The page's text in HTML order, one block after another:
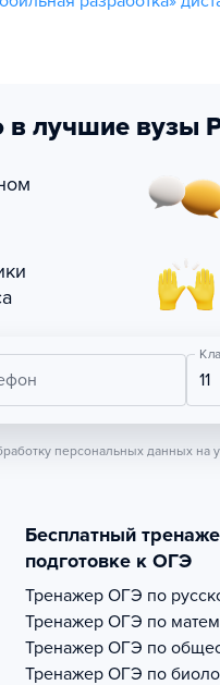
в лучшие вузы
11
персональных данных на
Бесплатный
подготовке к ОГЭ
Тренажер ОГЭ по
Тренажер ОГЭ по
Тренажер ОГЭ по
Тренажер ОГЭ по